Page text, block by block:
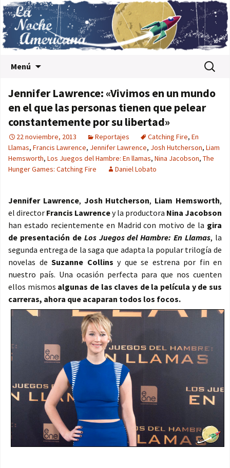
Menú Buscar:
Jennifer Lawrence: «Vivimos en un mundo
en el que las personas tienen que pelear
constantemente por su libertad»
22 noviembre, 2013 Reportajes Catching Fire, En
Llamas, Francis Lawrence, Jennifer Lawrence, Josh Hutcherson, Liam
Hemsworth, Los Juegos del Hambre: En llamas, Nina Jacobson, The
Hunger Games: Catching Fire
Daniel Lobato
Jennifer Lawrence, Josh Hutcherson, Liam Hemsworth,
el director Francis Lawrencey la productora Nina Jacobson
han estado recientemente en Madrid con motivo de la gira
de presentación de Los Juegos del Hambre: En Llamas, la
segunda entrega de la saga que adapta la popular trilogía de
novelas de Suzanne Collins y que se estrena por fin en
nuestro país. Una ocasión perfecta para que nos cuenten
ellos mismos algunas de las claves de la película y de sus
carreras, ahora que acaparan todos los focos.